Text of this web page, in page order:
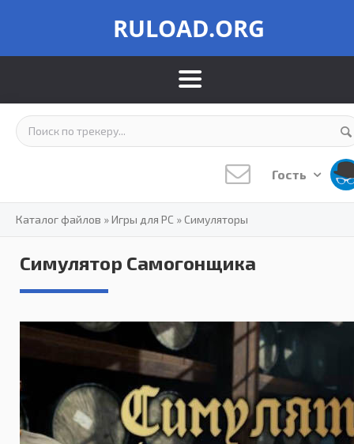
RULOAD.ORG
Гость
Каталог файлов »Игры для PC »Симуляторы
Симулятор Самогонщика